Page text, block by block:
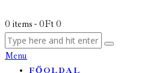
0 items - 0Ft 0
Menu
FŐOLDAL